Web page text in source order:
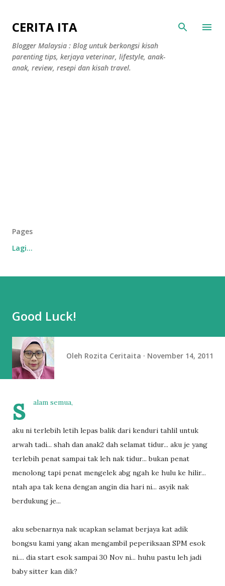
CERITA ITA
Blogger Malaysia : Blog untuk berkongsi kisah
parenting tips, kerjaya veterinar, lifestyle, anak-
anak, review, resepi dan kisah travel.
Pages
Lagi…
Good Luck!
Oleh Rozita Ceritaita November 14, 2011
s alam semua,
aku ni terlebih letih lepas balik dari kenduri tahlil untuk
arwah tadi... shah dan anak2 dah selamat tidur... aku je yang
terlebih penat sampai tak leh nak tidur... bukan penat
menolong tapi penat mengelek abg ngah ke hulu ke hilir...
ntah apa tak kena dengan angin dia hari ni... asyik nak
berdukung je...
aku sebenarnya nak ucapkan selamat berjaya kat adik
bongsu kami yang akan mengambil peperiksaan SPM esok
ni.... dia start esok sampai 30 Nov ni... huhu pastu leh jadi
baby sitter kan dik?